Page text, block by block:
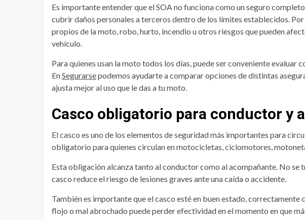
Es importante entender que el SOA no funciona como un seguro
cubrir daños personales a terceros dentro de los límites establecidos.
propios de la moto, robo, hurto, incendio u otros riesgos que pueden
vehículo.
Para quienes usan la moto todos los días, puede ser conveniente evaluar
EnSegurarsepodemos ayudarte a comparar opciones de distintas
ajusta mejor al uso que le das a tu moto.
Casco obligatorio para conductor y
El casco es uno de los elementos de seguridad más importantes para
obligatorio para quienes circulan en motocicletas, ciclomotores,
Esta obligación alcanza tanto al conductor como al acompañante. No se
casco reduce el riesgo de lesiones graves ante una caída o accidente.
También es importante que el casco esté en buen estado, correctamente
flojo o mal abrochado puede perder efectividad en el momento en que